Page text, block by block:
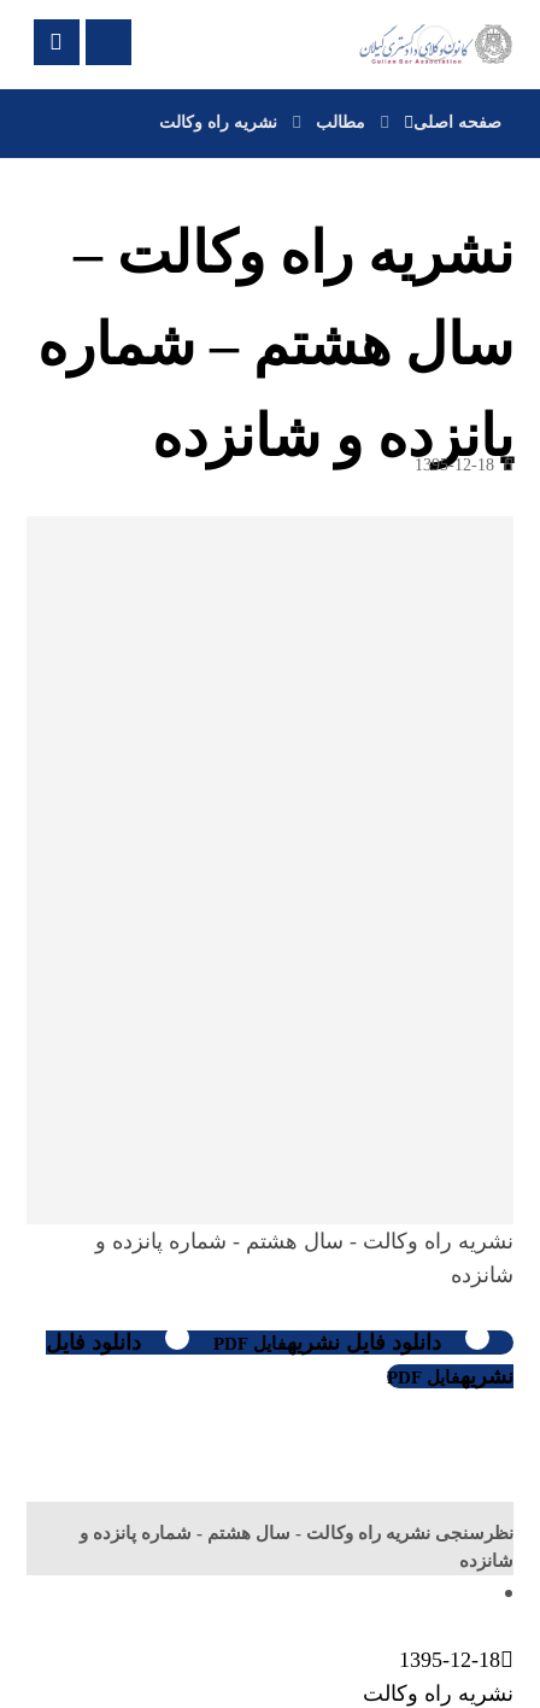
صفحه اصلی مطالب نشریه راه وکالت
نشریه راه وکالت –
سال هشتم – شماره
پانزده و شانزده
1395-12-18
نشریه راه وکالت - سال هشتم - شماره پانزده و
شانزده
دانلود فایل نشریهفایل PDF
دانلود فایل
نشریهفایل PDF
نظرسنجی نشریه راه وکالت - سال هشتم - شماره پانزده و
شانزده
1395-12-18
نشریه راه وکالت